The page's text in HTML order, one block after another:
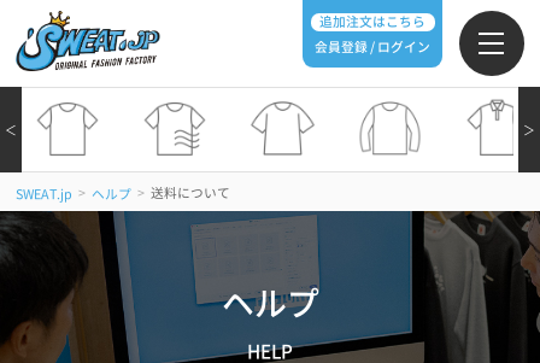
追加注文はこちら
会員登録 / ログイン
＞
＜
SWEAT.jp > ヘルプ > 送料について
ヘルプ
HELP